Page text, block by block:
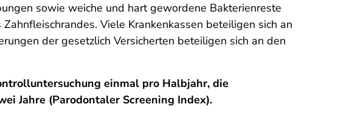
sowie weiche und hart gewordene Bakterienreste
Viele Krankenkassen beteiligen sich an
der gesetzlich Versicherten beteiligen sich an den
einmal pro Halbjahr, die
Jahre (Parodontaler Screening Index).